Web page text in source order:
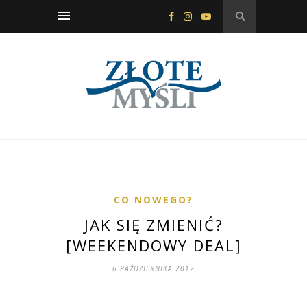
CO NOWEGO?
JAK SIĘ ZMIENIĆ?
[WEEKENDOWY DEAL]
6 PAŹDZIERNIKA 2012